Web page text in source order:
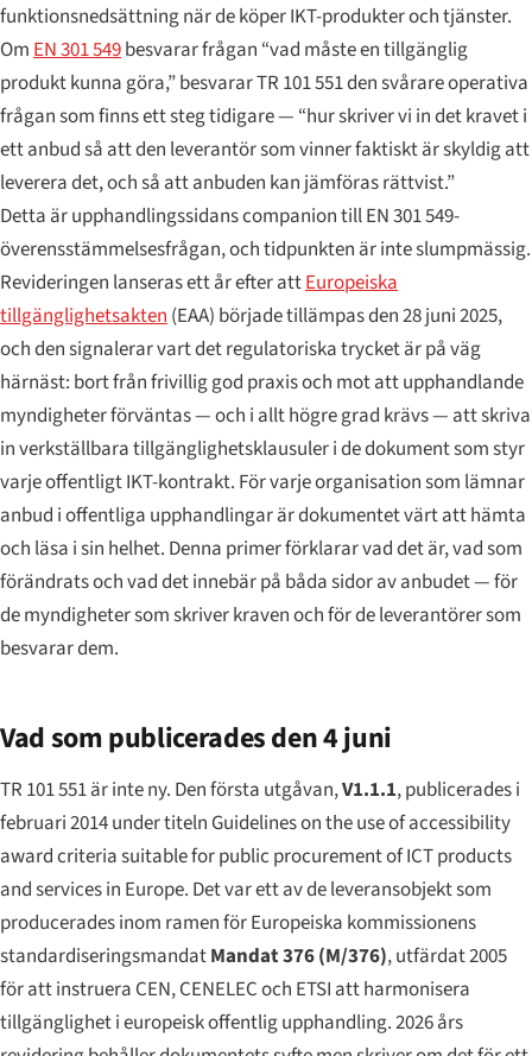
funktionsnedsättning när de köper IKT-produkter och tjänster.
Om EN 301 549besvarar frågan “vad måste en tillgänglig
produkt kunna göra,” besvarar TR 101 551 den svårare operativa
frågan som finns ett steg tidigare — “hur skriver vi in det kravet i
ett anbud så att den leverantör som vinner faktiskt är skyldig att
leverera det, och så att anbuden kan jämföras rättvist.”
Detta är upphandlingssidans companion till EN 301 549-
överensstämmelsesfrågan, och tidpunkten är inte slumpmässig.
Revideringen lanseras ett år efter attEuropeiska
tillgänglighetsakten (EAA) började tillämpas den 28 juni 2025,
och den signalerar vart det regulatoriska trycket är på väg
härnäst: bort från frivillig god praxis och mot att upphandlande
myndigheter förväntas — och i allt högre grad krävs — att skriva
in verkställbara tillgänglighetsklausuler i de dokument som styr
varje offentligt IKT-kontrakt. För varje organisation som lämnar
anbud i offentliga upphandlingar är dokumentet värt att hämta
och läsa i sin helhet. Denna primer förklarar vad det är, vad som
förändrats och vad det innebär på båda sidor av anbudet — för
de myndigheter som skriver kraven och för de leverantörer som
besvarar dem.
Vad som publicerades den 4 juni
TR 101 551 är inte ny. Den första utgåvan,V1.1.1, publicerades i
februari 2014 under titeln Guidelines on the use of accessibility
award criteria suitable for public procurement of ICT products
and services in Europe. Det var ett av de leveransobjekt som
producerades inom ramen för Europeiska kommissionens
standardiseringsmandatMandat 376 (M/376), utfärdat 2005
för att instruera CEN, CENELEC och ETSI att harmonisera
tillgänglighet i europeisk offentlig upphandling. 2026 års